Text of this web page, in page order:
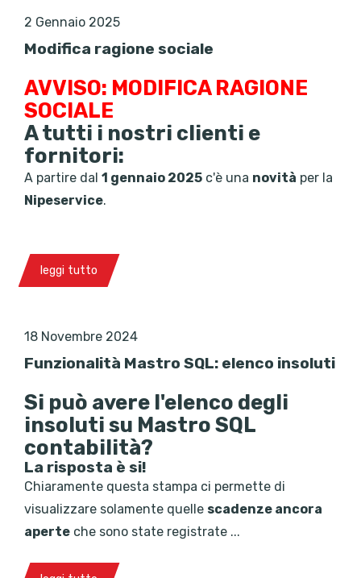
2 Gennaio 2025
Modifica ragione sociale
AVVISO: MODIFICA RAGIONE
SOCIALE
A tutti i nostri clienti e
fornitori:
A partire dal 1 gennaio 2025 c'è una novità per la
Nipeservice.
leggi tutto
18 Novembre 2024
Funzionalità Mastro SQL: elenco insoluti
Si può avere l'elenco degli
insoluti su Mastro SQL
contabilità?
La risposta è si!
Chiaramente questa stampa ci permette di
visualizzare solamente quelle scadenze ancora
aperte che sono state registrate ...